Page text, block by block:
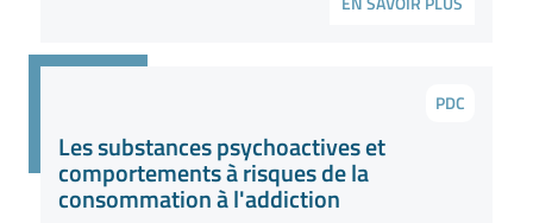
PDC
Les substances psychoactives et
comportements à risques de la
consommation à l'addiction